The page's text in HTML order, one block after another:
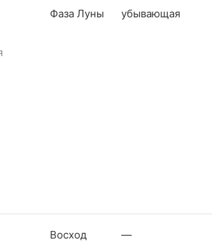
Фаза Луны
убывающая
Восход
—